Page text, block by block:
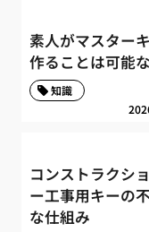
素人がマスター
作ることは可能
知識
コンストラクシ
ー工事用キーの
な仕組み